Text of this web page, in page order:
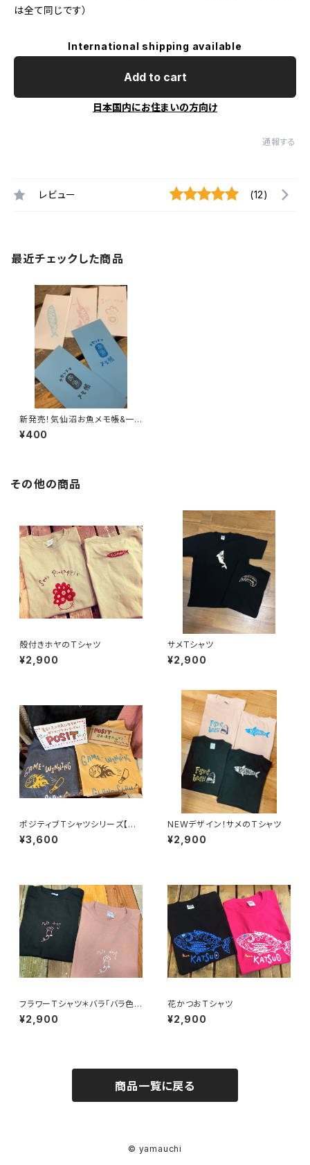
は全て同じです）
International shipping available
Add to cart
日本国内にお住まいの方向け
通報する
レビュー (12)
最近チェックした商品
新発売！気仙沼お魚メモ帳&一
筆箋
¥400
その他の商品
殻付きホヤのTシャツ
¥2,900
サメTシャツ
¥2,900
ポジティブTシャツシリーズ【逆
転満塁ホームランＴシャツ】
¥3,600
NEWデザイン！サメのTシャツ
¥2,900
フラワーTシャツ＊バラ「バラ色
の日々」Tシャツ
¥2,900
花かつおTシャツ
¥2,900
商品一覧に戻る
© yamauchi